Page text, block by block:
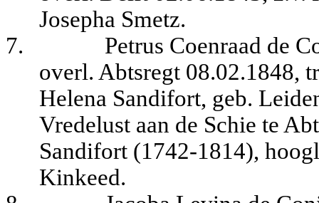
Josepha Smetz.
7.
Petrus Coenraad de
overl. Abtsregt 08.02.1848,
Helena Sandifort, geb.
Vredelust aan de Schie te
Sandifort (1742-1814),
Kinkeed.